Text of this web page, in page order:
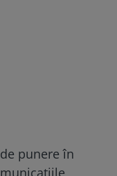
punere în